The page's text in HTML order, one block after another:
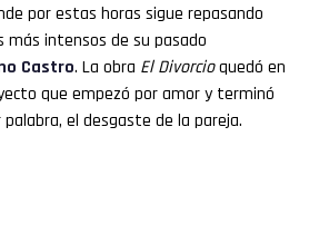
por estas horas sigue repasando
más intensos de su pasado
Castro. La obra El Divorcioquedó en
que empezó por amor y terminó
el desgaste de la pareja.